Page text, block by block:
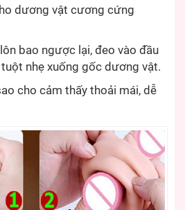
dương vật cương cứng
bao ngược lại, đeo vào đầu
nhẹ xuống gốc dương vật.
cho cảm thấy thoải mái, dễ